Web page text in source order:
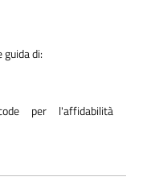
di:
per l'affidabilità